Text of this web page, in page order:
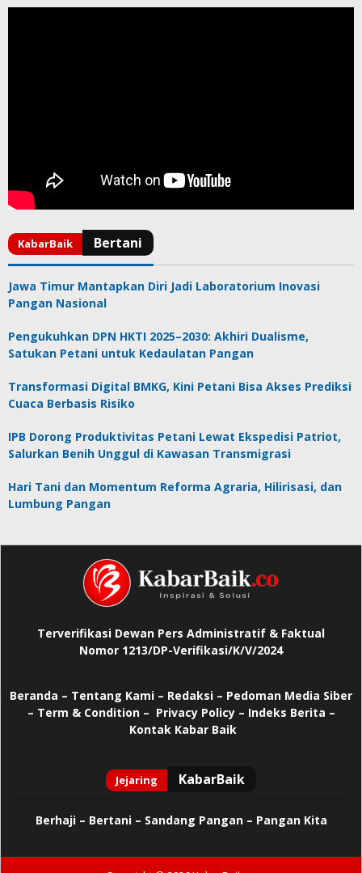
Jawa Timur Mantapkan Diri Jadi Laboratorium Inovasi
Pangan Nasional
Pengukuhkan DPN HKTI 2025–2030: Akhiri Dualisme,
Satukan Petani untuk Kedaulatan Pangan
Transformasi Digital BMKG, Kini Petani Bisa Akses Prediksi
Cuaca Berbasis Risiko
IPB Dorong Produktivitas Petani Lewat Ekspedisi Patriot,
Salurkan Benih Unggul di Kawasan Transmigrasi
Hari Tani dan Momentum Reforma Agraria, Hilirisasi, dan
Lumbung Pangan
Terverifikasi Dewan Pers Administratif & Faktual
Nomor 1213/DP-Verifikasi/K/V/2024
Beranda – Tentang Kami – Redaksi – Pedoman Media Siber
– Term & Condition – Privacy Policy– Indeks Berita –
Kontak Kabar Baik
Berhaji– Bertani – Sandang Pangan – Pangan Kita